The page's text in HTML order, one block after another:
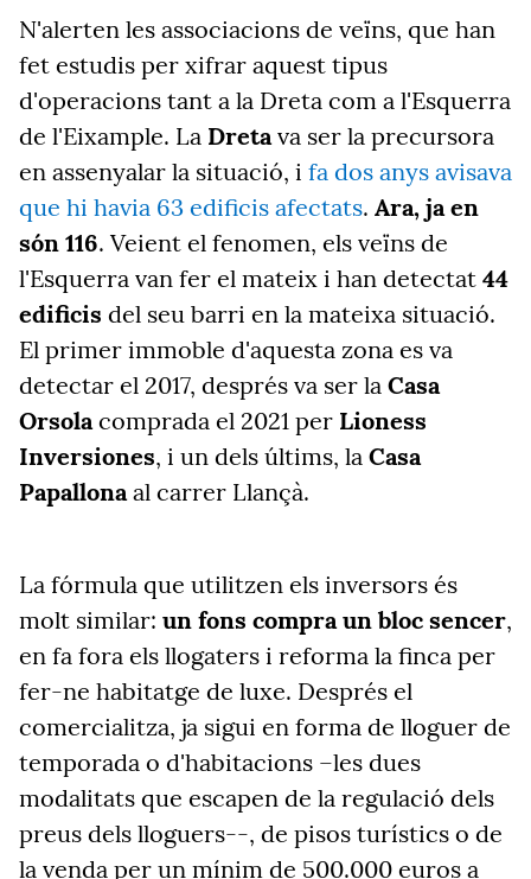
N'alerten les associacions de veïns, que han
fet estudis per xifrar aquest tipus
d'operacions tant a la Dreta com a l'Esquerra
de l'Eixample. La Dretava ser la precursora
en assenyalar la situació, i fa dos anys avisava
que hi havia 63 edificis afectats. Ara, ja en
són 116. Veient el fenomen, els veïns de
l'Esquerra van fer el mateix i han detectat 44
edificis del seu barri en la mateixa situació.
El primer immoble d'aquesta zona es va
detectar el 2017, després va ser la Casa
Orsolacomprada el 2021 per Lioness
Inversiones, i un dels últims, la Casa
Papallonaal carrer Llançà.
La fórmula que utilitzen els inversors és
molt similar: un fons compra un bloc sencer,
en fa fora els llogaters i reforma la finca per
fer-ne habitatge de luxe. Després el
comercialitza, ja sigui en forma de lloguer de
temporada o d'habitacions –les dues
modalitats que escapen de la regulació dels
preus dels lloguers--, de pisos turístics o de
la venda per un mínim de 500.000 euros a